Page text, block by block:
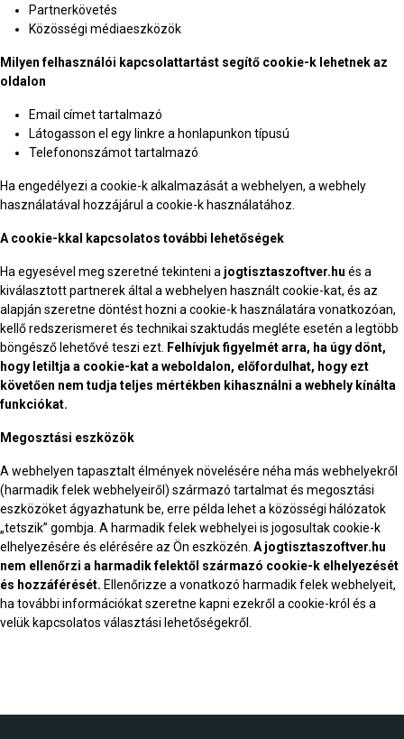
Partnerkövetés
Közösségi médiaeszközök
Milyen felhasználói kapcsolattartást segítő cookie-k lehetnek az
oldalon
Email címet tartalmazó
Látogasson el egy linkre a honlapunkon típusú
Telefononszámot tartalmazó
Ha engedélyezi a cookie-k alkalmazását a webhelyen, a webhely
használatával hozzájárul a cookie-k használatához.
A cookie-kkal kapcsolatos további lehetőségek
Ha egyesével meg szeretné tekinteni a jogtisztaszoftver.hu és a
kiválasztott partnerek által a webhelyen használt cookie-kat, és az
alapján szeretne döntést hozni a cookie-k használatára vonatkozóan,
kellő redszerismeret és technikai szaktudás megléte esetén a legtöbb
böngésző lehetővé teszi ezt. Felhívjuk figyelmét arra, ha úgy dönt,
hogy letiltja a cookie-kat a weboldalon, előfordulhat, hogy ezt
követően nem tudja teljes mértékben kihasználni a webhely kínálta
funkciókat.
Megosztási eszközök
A webhelyen tapasztalt élmények növelésére néha más webhelyekről
(harmadik felek webhelyeiről) származó tartalmat és megosztási
eszközöket ágyazhatunk be, erre példa lehet a közösségi hálózatok
„tetszik” gombja. A harmadik felek webhelyei is jogosultak cookie-k
elhelyezésére és elérésére az Ön eszközén. A jogtisztaszoftver.hu
nem ellenőrzi a harmadik felektől származó cookie-k elhelyezését
és hozzáférését. Ellenőrizze a vonatkozó harmadik felek webhelyeit,
ha további információkat szeretne kapni ezekről a cookie-król és a
velük kapcsolatos választási lehetőségekről.